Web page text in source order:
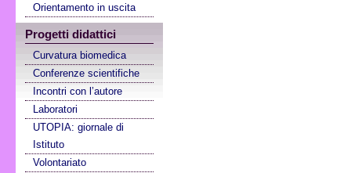
Orientamento in uscita
Progetti didattici
Curvatura biomedica
Conferenze scientifiche
Incontri con l’autore
Laboratori
UTOPIA: giornale di
Istituto
Volontariato